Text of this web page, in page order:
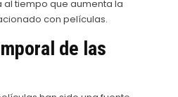
tiempo que aumenta la
con películas.
de las